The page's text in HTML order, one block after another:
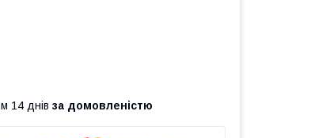
14 днів за домовленістю